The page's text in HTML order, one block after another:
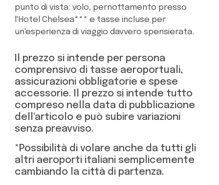
punto di vista: volo, pernottamento presso
l'Hotel Chelsea*** e tasse incluse per
un'esperienza di viaggio davvero spensierata.
Il prezzo si intende per persona
comprensivo di tasse aeroportuali,
assicurazioni obbligatorie e spese
accessorie. Il prezzo si intende tutto
compreso nella data di pubblicazione
dell'articolo e può subire variazioni
senza preavviso.
*Possibilità di volare anche da tutti gli
altri aeroporti italiani semplicemente
cambiando la città di partenza.